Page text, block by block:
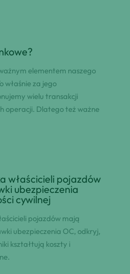
elementem naszego
właśnie za jego
wielu transakcji
operacji. Dlatego też ważne
właścicieli pojazdów
ubezpieczenia
cywilnej
pojazdów mają
ubezpieczenia OC, odkryj,
kształtują koszty i